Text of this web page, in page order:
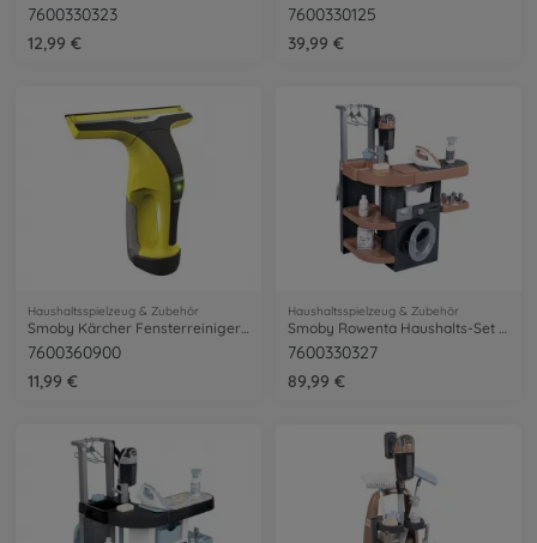
7600330323
12,99 €
7600330125
39,99 €
Haushaltsspielzeug & Zubehör
Smoby Kärcher Fensterreiniger WV6
7600360900
11,99 €
Haushaltsspielzeug & Zubehör
Smoby Rowenta Haushalts-Set Waschsalon
7600330327
89,99 €